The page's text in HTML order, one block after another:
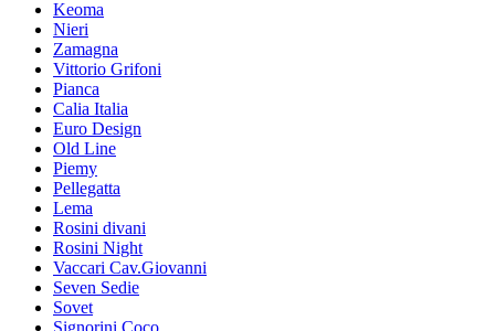
Keoma
Nieri
Zamagna
Vittorio Grifoni
Pianca
Calia Italia
Euro Design
Old Line
Piemy
Pellegatta
Lema
Rosini divani
Rosini Night
Vaccari Cav.Giovanni
Seven Sedie
Sovet
Signorini Coco